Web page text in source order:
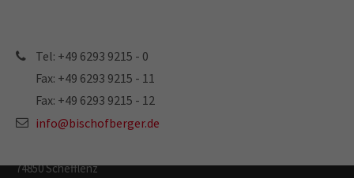
Tel: +49 6293 9215 - 0
Fax: +49 6293 9215 - 11
Fax: +49 6293 9215 - 12
info@bischofberger.de
Tel: +49 6293 9215 - 0
Fax: +49 6293 9215 - 11
Bischofberger GmbH
74850 Schefflenz